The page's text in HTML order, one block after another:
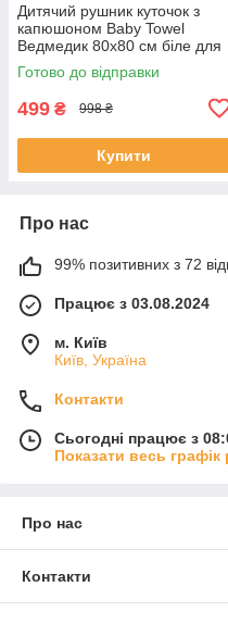
Дитячий рушник куточок з
капюшоном Baby Towel
Ведмедик 80x80 см біле для
купання немовлят, хлопчика,
дівчинки
Готово до відправки
499 ₴ 998 ₴
Купити
Про нас
99% позитивних з 72
Працює з 03.08.2024
м. Київ
Київ, Україна
Контакти
Сьогодні працює з
Показати весь графік
Про нас
Контакти